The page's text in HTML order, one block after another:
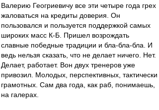
Валерию Геогриевичу все эти четыре года грех
жаловаться на кредиты доверия. Он
пользовался и пользуется поддержкой самых
широких масс К-Б. Пришел возрождать
славные победные традиции и бла-бла-бла. И
ведь нельзя сказать, что не делает ничего. Нет.
Делает, работает. Вон двух тренеров уже
привозил. Молодых, перспективных, тактически
грамотных. Сам два года, как раб, понимаешь,
на галерах.